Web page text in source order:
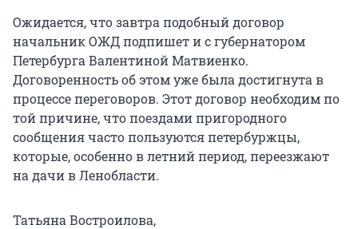
Ожидается, что завтра подобный договор
начальник ОЖД подпишет и с губернатором
Петербурга Валентиной Матвиенко.
Договоренность об этом уже была достигнута в
процессе переговоров. Этот договор необходим по
той причине, что поездами пригородного
сообщения часто пользуются петербуржцы,
которые, особенно в летний период, переезжают
на дачи в Ленобласти.
Татьяна Востроилова,